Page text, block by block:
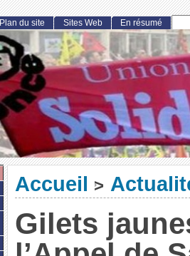
Accueil >
Gilets
Plan du site Sites Web En résumé